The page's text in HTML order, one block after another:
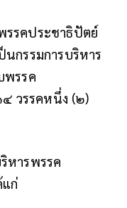
รรคประชาธิปัตย์
กรรมการบริหาร
พรรค
วรรคหนึ่ง (๒)
หารพรรค
ก่